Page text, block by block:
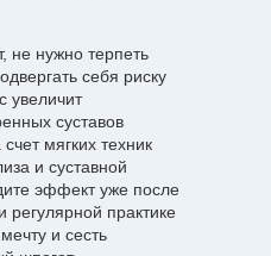
не нужно терпеть
себя риску
увеличит
суставов
мягких техник
и суставной
эффект уже после
регулярной практике
и сесть